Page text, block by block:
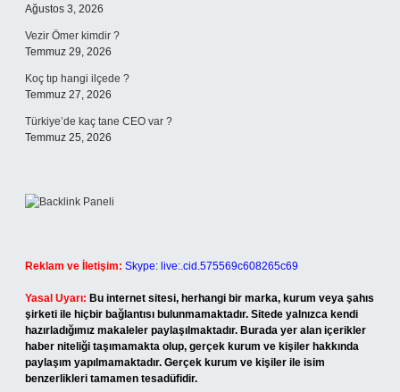
Ağustos 3, 2026
Vezir Ömer kimdir ?
Temmuz 29, 2026
Koç tıp hangi ilçede ?
Temmuz 27, 2026
Türkiye’de kaç tane CEO var ?
Temmuz 25, 2026
Reklam ve İletişim: Skype: live:.cid.575569c608265c69
Yasal Uyarı: Bu internet sitesi, herhangi bir marka, kurum veya şahıs
şirketi ile hiçbir bağlantısı bulunmamaktadır. Sitede yalnızca kendi
hazırladığımız makaleler paylaşılmaktadır. Burada yer alan içerikler
haber niteliği taşımamakta olup, gerçek kurum ve kişiler hakkında
paylaşım yapılmamaktadır. Gerçek kurum ve kişiler ile isim
benzerlikleri tamamen tesadüfidir.